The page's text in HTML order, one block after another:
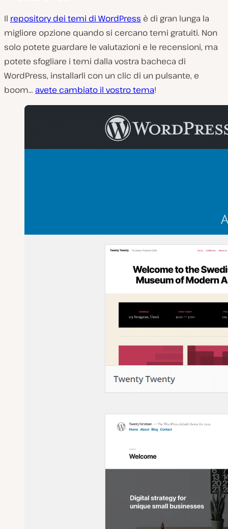
Il repository dei temi di WordPress è di gran lunga la
migliore opzione quando si cercano temi gratuiti. Non
solo potete guardare le valutazioni e le recensioni, ma
potete sfogliare i temi dalla vostra bacheca di
WordPress, installarli con un clic di un pulsante, e
boom… avete cambiato il vostro tema!